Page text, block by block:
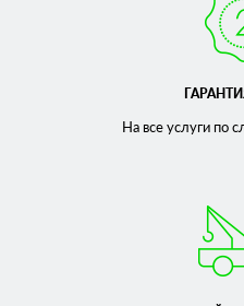
На все услуги по